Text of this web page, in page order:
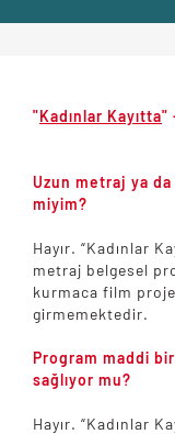
"Kadınlar Kayıtta"
Uzun metraj ya
miyim?
Hayır. “Kadınlar
metraj belgesel
kurmaca film
girmemektedir.
Program maddi
sağlıyor mu?
Hayır. “Kadınlar